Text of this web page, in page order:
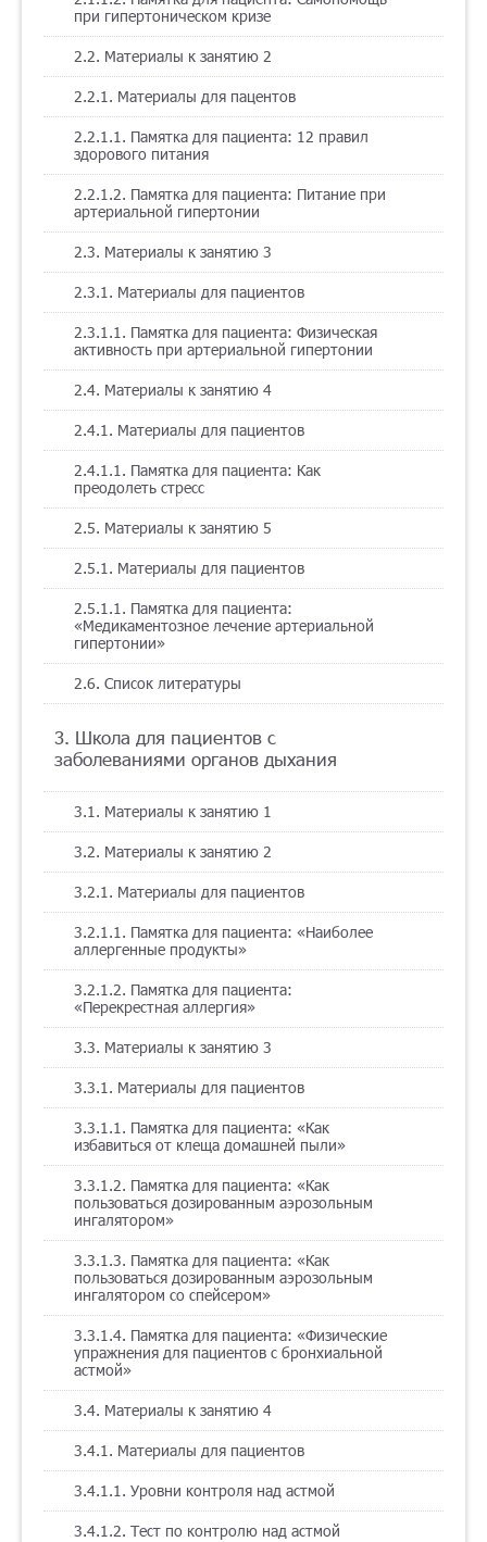
Кабинет
Корзина 4
при гипертоническом кризе
2.2. Материалы к занятию 2
2.2.1. Материалы для пацентов
2.2.1.1. Памятка для пациента: 12 правил
здорового питания
2.2.1.2. Памятка для пациента: Питание при
артериальной гипертонии
2.3. Материалы к занятию 3
2.3.1. Материалы для пациентов
2.3.1.1. Памятка для пациента: Физическая
активность при артериальной гипертонии
2.4. Материалы к занятию 4
2.4.1. Материалы для пациентов
2.4.1.1. Памятка для пациента: Как
преодолеть стресс
2.5. Материалы к занятию 5
2.5.1. Материалы для пациентов
2.5.1.1. Памятка для пациента:
«Медикаментозное лечение артериальной
гипертонии»
2.6. Список литературы
3. Школа для пациентов с
заболеваниями органов дыхания
3.1. Материалы к занятию 1
3.2. Материалы к занятию 2
3.2.1. Материалы для пациентов
3.2.1.1. Памятка для пациента: «Наиболее
аллергенные продукты»
3.2.1.2. Памятка для пациента:
«Перекрестная аллергия»
3.3. Материалы к занятию 3
3.3.1. Материалы для пациентов
3.3.1.1. Памятка для пациента: «Как
избавиться от клеща домашней пыли»
3.3.1.2. Памятка для пациента: «Как
пользоваться дозированным аэрозольным
ингалятором»
3.3.1.3. Памятка для пациента: «Как
пользоваться дозированным аэрозольным
ингалятором со спейсером»
3.3.1.4. Памятка для пациента: «Физические
упражнения для пациентов с бронхиальной
астмой»
3.4. Материалы к занятию 4
3.4.1. Материалы для пациентов
3.4.1.1. Уровни контроля над астмой
3.4.1.2. Тест по контролю над астмой